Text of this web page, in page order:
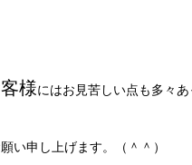
様にはお見苦しい点も多々
い申し上げます。（＾＾）